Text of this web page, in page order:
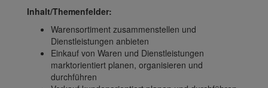
Inhalt/Themenfelder:
Warensortiment zusammenstellen und
Dienstleistungen anbieten
Einkauf von Waren und Dienstleistungen
marktorientiert planen, organisieren und
durchführen